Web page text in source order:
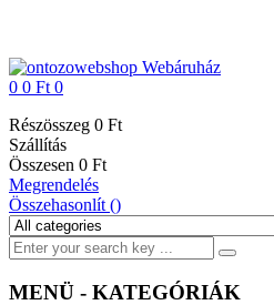
0 0 Ft 0
Részösszeg 0 Ft
Szállítás
Összesen 0 Ft
Megrendelés
Összehasonlít ()
MENÜ - KATEGÓRIÁK